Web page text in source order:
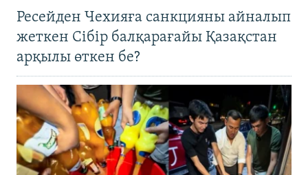
Ресейден Чехияға санкцияны айналып
жеткен Сібір балқарағайы Қазақстан
арқылы өткен бе?